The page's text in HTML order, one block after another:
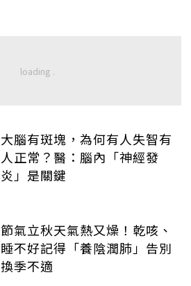
大腦有斑塊，為何有人失智有
人正常？醫：腦內「神經發
炎」是關鍵
節氣立秋天氣熱又燥！乾咳、
睡不好記得「養陰潤肺」告別
換季不適